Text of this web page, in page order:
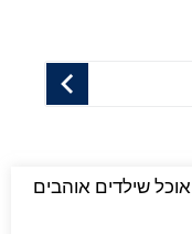
אוכל שילדים אוהבים